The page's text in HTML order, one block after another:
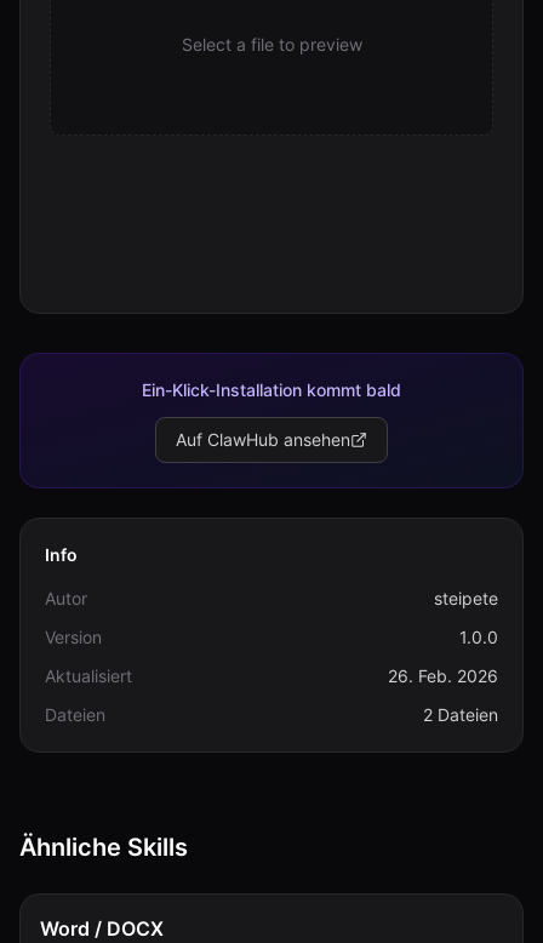
Select a file to preview
Ein-Klick-Installation kommt bald
Auf ClawHub ansehen
Info
Autor
steipete
Version
1.0.0
Aktualisiert
26. Feb. 2026
Dateien
2 Dateien
Ähnliche Skills
Word / DOCX